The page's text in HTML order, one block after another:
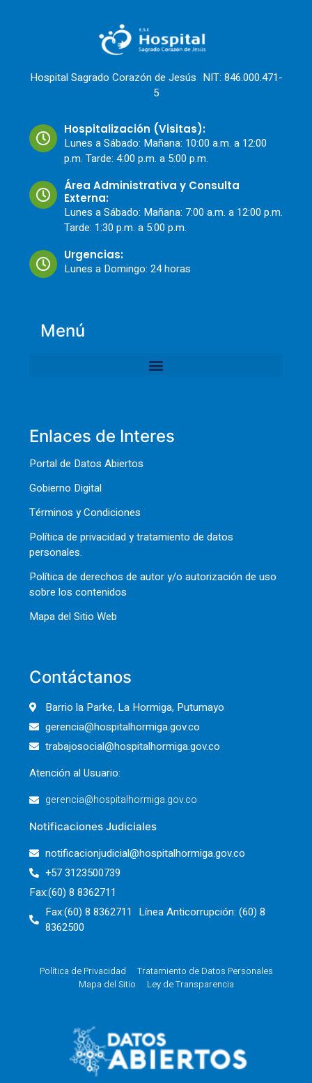
Hospital Sagrado Corazón de Jesús NIT: 846.000.471-
5
Hospitalización (Visitas):
Lunes a Sábado: Mañana: 10:00 a.m. a 12:00
p.m. Tarde: 4:00 p.m. a 5:00 p.m.
Área Administrativa y Consulta
Externa:
Lunes a Sábado: Mañana: 7:00 a.m. a 12:00 p.m.
Tarde: 1:30 p.m. a 5:00 p.m.
Urgencias:
Lunes a Domingo: 24 horas
Menú
Enlaces de Interes
Portal de Datos Abiertos
Gobierno Digital
Términos y Condiciones
Política de privacidad y tratamiento de datos
personales.
Política de derechos de autor y/o autorización de uso
sobre los contenidos
Mapa del Sitio Web
Contáctanos
Barrio la Parke, La Hormiga, Putumayo
gerencia@hospitalhormiga.gov.co
trabajosocial@hospitalhormiga.gov.co
Atención al Usuario:
gerencia@hospitalhormiga.gov.co
Notificaciones Judiciales
notificacionjudicial@hospitalhormiga.gov.co
+57 3123500739
Fax:(60) 8 8362711
Fax:(60) 8 8362711 Línea Anticorrupción: (60) 8
8362500
Política de Privacidad
Tratamiento de Datos Personales
Mapa del Sitio
Ley de Transparencia